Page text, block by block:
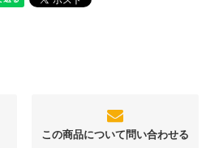
この商品について問い合わせる